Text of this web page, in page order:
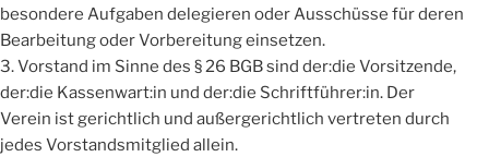
besondere Aufgaben delegieren oder Ausschüsse für deren
Bearbeitung oder Vorbereitung einsetzen.
3. Vorstand im Sinne des § 26 BGB sind der:die Vorsitzende,
der:die Kassenwart:in und der:die Schriftführer:in. Der
Verein ist gerichtlich und außergerichtlich vertreten durch
jedes Vorstandsmitglied allein.